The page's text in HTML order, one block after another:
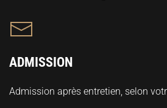
ADMISSION
Admission après entretien, selon